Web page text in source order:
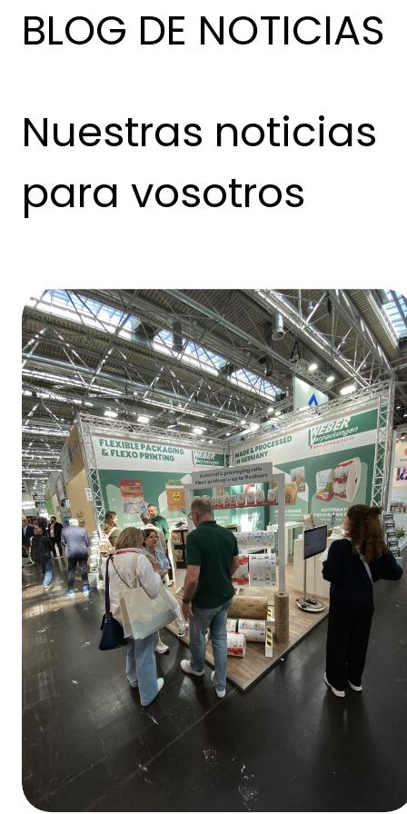
BLOG DE NOTICIAS
Nuestras noticias
para vosotros